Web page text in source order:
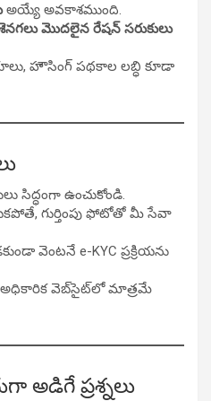
అయ్యే అవకాశముంది.
మొదలైన రేషన్ సరుకులు
హౌసింగ్ పథకాల లబ్ధి కూడా
సిద్ధంగా ఉంచుకోండి.
గుర్తింపు ఫోటోతో మీ సేవా
వెంటనే e-KYC ప్రక్రియను
అధికారిక వెబ్‌సైట్‌లో మాత్రమే
అడిగే ప్రశ్నలు